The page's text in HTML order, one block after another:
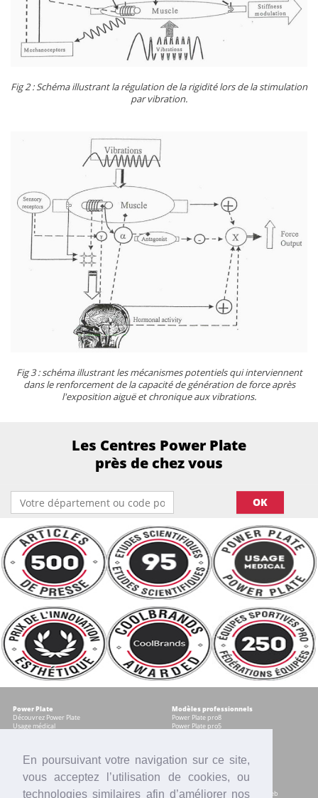
En poursuivant votre navigation sur ce site,
vous acceptez l’utilisation de cookies, ou
technologies similaires afin d’améliorer nos
Fig 2 : Schéma illustrant la régulation de la rigidité lors de la stimulation
par vibration.
Fig 3 : schéma illustrant les mécanismes potentiels qui interviennent
dans le renforcement de la capacité de génération de force après
l'exposition aiguë et chronique aux vibrations.
Les Centres Power Plate
près de chez vous
OK
Power Plate
Découvrez Power Plate
Usage médical
Modèles professionnels
Power Plate pro8
Power Plate pro5
Modèles pour les particuliers
Power Plate my5
Services
Accompagnement marketing & web